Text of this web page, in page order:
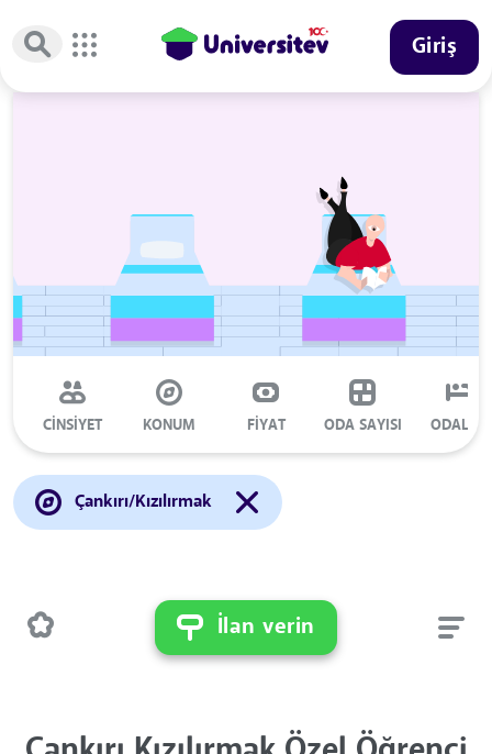
Giriş
CİNSİYET KONUM FİYAT ODA SAYISI ODALAR
Çankırı/Kızılırmak
İlan verin